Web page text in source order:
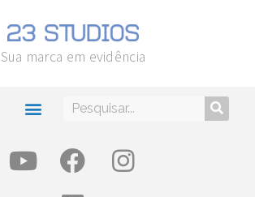
Sua marca em evidência